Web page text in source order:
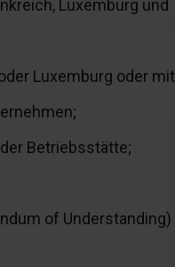
Luxemburg und
Luxemburg oder mit
Betriebsstätte;
of Understanding)